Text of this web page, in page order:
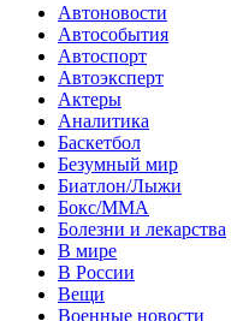
Автоновости
Автособытия
Автоспорт
Автоэксперт
Актеры
Аналитика
Баскетбол
Безумный мир
Биатлон/Лыжи
Бокс/MMA
Болезни и лекарства
В мире
В России
Вещи
Военные новости